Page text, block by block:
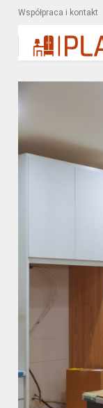
Współpraca i kontakt